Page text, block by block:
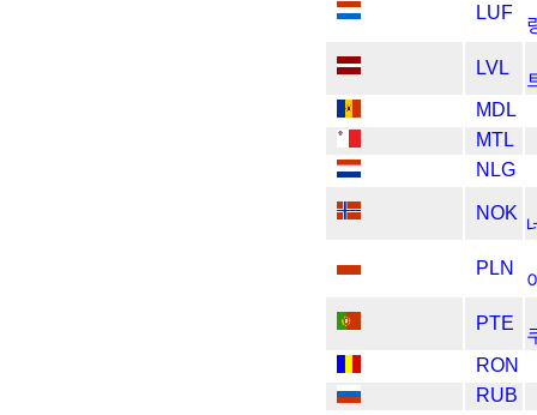
LUF
LVL
MDL
MTL
NLG
NOK
PLN
PTE
RON
RUB